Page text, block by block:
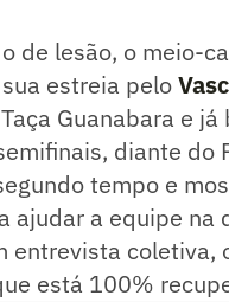
de lesão, o meio-
estreia pelo
Guanabara e já
diante do
tempo e
ajudar a equipe na
entrevista coletiva,
está 100%